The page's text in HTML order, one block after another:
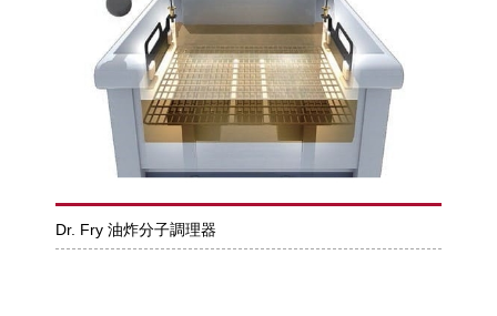
Dr. Fry 油炸分子調理器